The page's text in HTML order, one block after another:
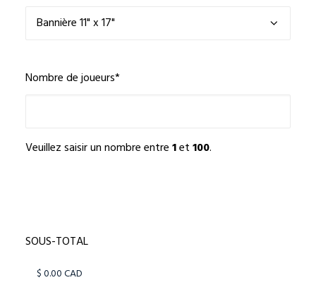
Nombre de joueurs*
Veuillez saisir un nombre entre1et100.
SOUS-TOTAL